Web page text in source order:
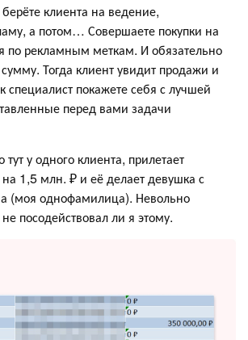
клиента на ведение,
а потом… Совершаете покупки на
по рекламным меткам. И обязательно
Тогда клиент увидит продажи и
специалист покажете себя с лучшей
перед вами задачи
у одного клиента, прилетает
1,5 млн. ₽ и её делает девушка с
(моя однофамилица). Невольно
посодействовал ли я этому.